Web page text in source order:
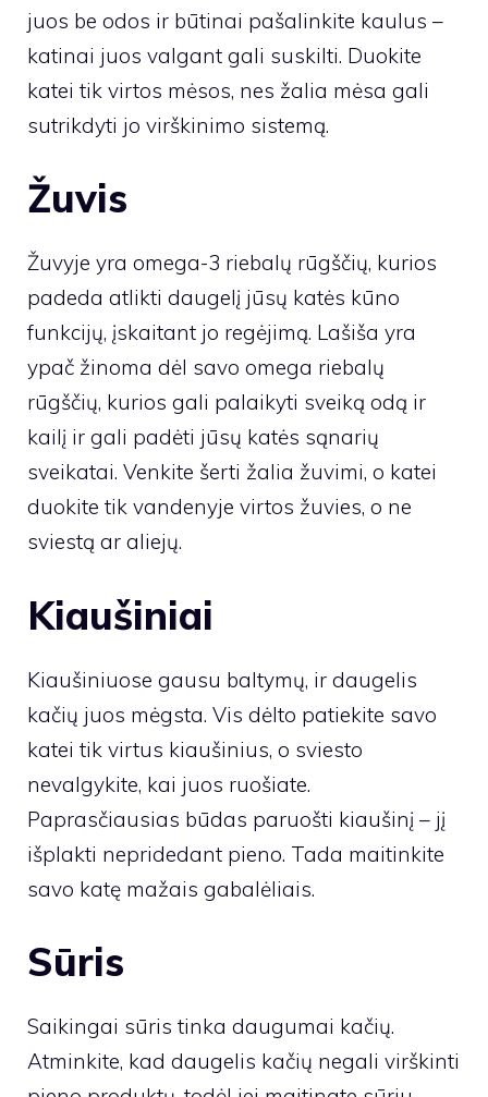
juos be odos ir būtinai pašalinkite kaulus –
katinai juos valgant gali suskilti. Duokite
katei tik virtos mėsos, nes žalia mėsa gali
sutrikdyti jo virškinimo sistemą.
Žuvis
Žuvyje yra omega-3 riebalų rūgščių, kurios
padeda atlikti daugelį jūsų katės kūno
funkcijų, įskaitant jo regėjimą. Lašiša yra
ypač žinoma dėl savo omega riebalų
rūgščių, kurios gali palaikyti sveiką odą ir
kailį ir gali padėti jūsų katės sąnarių
sveikatai. Venkite šerti žalia žuvimi, o katei
duokite tik vandenyje virtos žuvies, o ne
sviestą ar aliejų.
Kiaušiniai
Kiaušiniuose gausu baltymų, ir daugelis
kačių juos mėgsta. Vis dėlto patiekite savo
katei tik virtus kiaušinius, o sviesto
nevalgykite, kai juos ruošiate.
Paprasčiausias būdas paruošti kiaušinį – jį
išplakti nepridedant pieno. Tada maitinkite
savo katę mažais gabalėliais.
Sūris
Saikingai sūris tinka daugumai kačių.
Atminkite, kad daugelis kačių negali virškinti